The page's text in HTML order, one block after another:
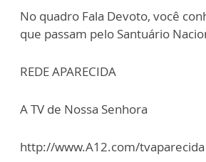
No quadro Fala Devoto, você
que passam pelo Santuário
REDE APARECIDA
A TV de Nossa Senhora
http://www.A12.com/tvaparecida